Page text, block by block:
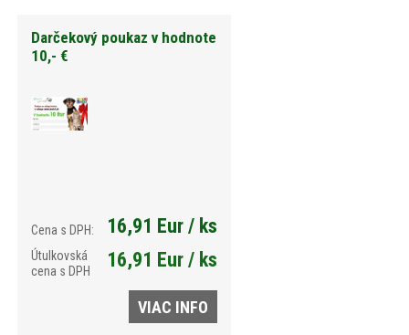
Darčekový poukaz v hodnote
10,- €
Cena s DPH: 16,91 Eur / ks
Útulkovská
cena s DPH
16,91 Eur / ks
VIAC INFO